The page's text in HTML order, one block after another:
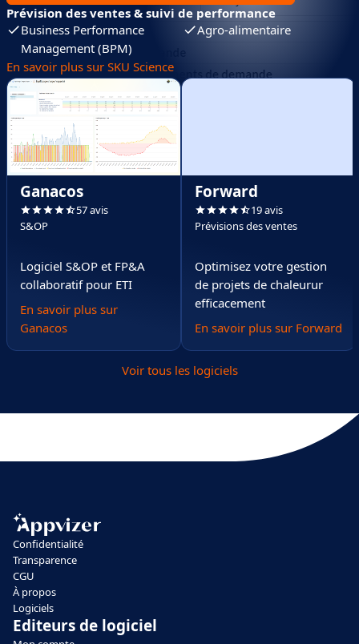
Prévision des ventes & suivi de performance
Business Performance
Management (BPM)
Agro-alimentaire
En savoir plus sur SKU Science
Ganacos
57 avis
S&OP
Logiciel S&OP et FP&A
collaboratif pour ETI
En savoir plus sur
Ganacos
Forward
19 avis
Prévisions des ventes
Optimisez votre gestion
de projets de chaleurur
efficacement
En savoir plus sur Forward
Voir tous les logiciels
Confidentialité
Transparence
CGU
À propos
Logiciels
Editeurs de logiciel